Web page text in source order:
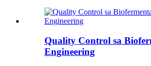
Quality Control sa
Engineering